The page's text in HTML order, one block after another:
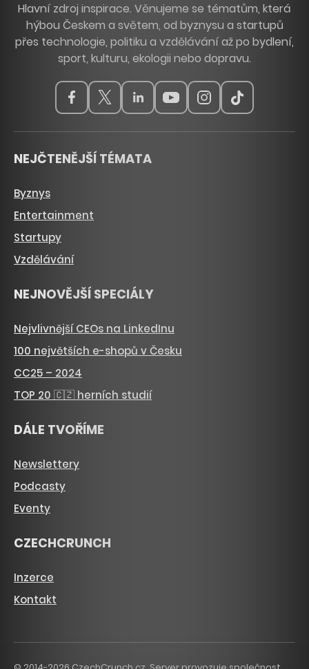
Hlavní zdroj inspirace. Věnujeme se tématům, která
hýbou Českem a světem, od byznysu a startupů
přes technologie, politiku a vzdělávání až po bydlení,
sport, kulturu, ekologii nebo dopravu.
NEJČTENĚJŠÍ TÉMATA
Byznys
Entertainment
Startupy
Vzdělávání
NEJNOVĚJŠÍ SPECIÁLY
Nejvlivnější CEOs na LinkedInu
100 největších e-shopů v Česku
CC25 – 2024
TOP 20 🇨🇿 herních studií
DÁLE TVOŘÍME
Newslettery
Podcasty
Eventy
CZECHCRUNCH
Inzerce
Kontakt